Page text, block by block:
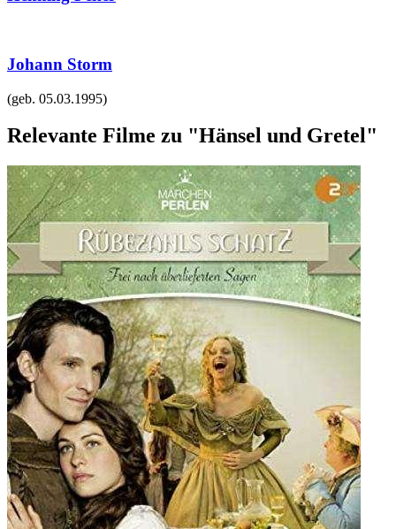
Johann Storm
(geb. 05.03.1995)
Relevante Filme zu "Hänsel und Gretel"